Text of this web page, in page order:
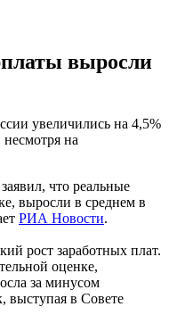
выросли
увеличились на 4,5%
на
что реальные
выросли в среднем в
РИА Новости.
рост заработных плат.
оценке,
за минусом
выступая в Совете